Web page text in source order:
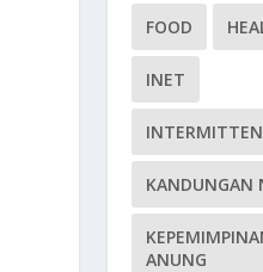
FOOD
INET
KANDUNGAN
ANUNG